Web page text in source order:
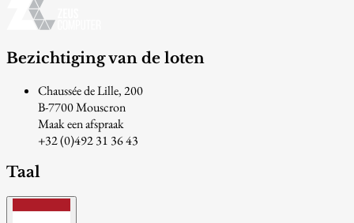
Bezichtiging van de loten
Chaussée de Lille, 200
B-7700 Mouscron
Maak een afspraak
+32 (0)492 31 36 43
Taal